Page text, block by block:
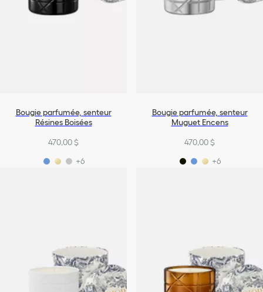
Bougie parfumée, senteur
Résines Boisées
470,00 $
+6
Bougie parfumée, senteur
Muguet Encens
470,00 $
+6